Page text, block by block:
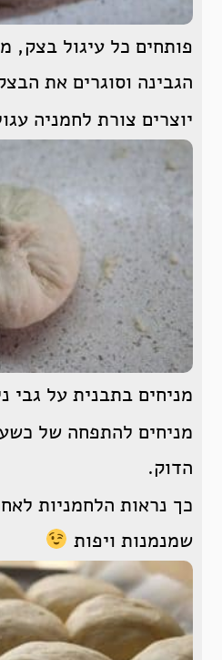
פותחים כל עיגול בצק,
הגבינה וסוגרים את
יוצרים צורת לחמניה
מניחים בתבנית על גבי
מניחים להתפחה של
הדוק.
כך נראות הלחמניות
שמנמנות ויפות